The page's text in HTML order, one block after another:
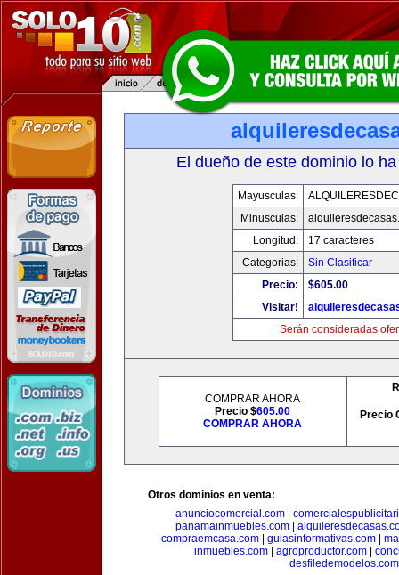
El dueño de este dominio lo
Mayusculas:
Minusculas:
Longitud:
17 caracteres
Categorias:
Sin Clasificar
Precio:
$605.00
Visitar!
Serán consideradas
COMPRAR AHORA
Precio $605.00
COMPRAR AHORA
Precio
Otros dominios en venta:
anunciocomercial.com
panamainmuebles.com|
compraemcasa.com
guiasinformativas.com
inmuebles.com
agroproductor.com
desfiledemodelos.com